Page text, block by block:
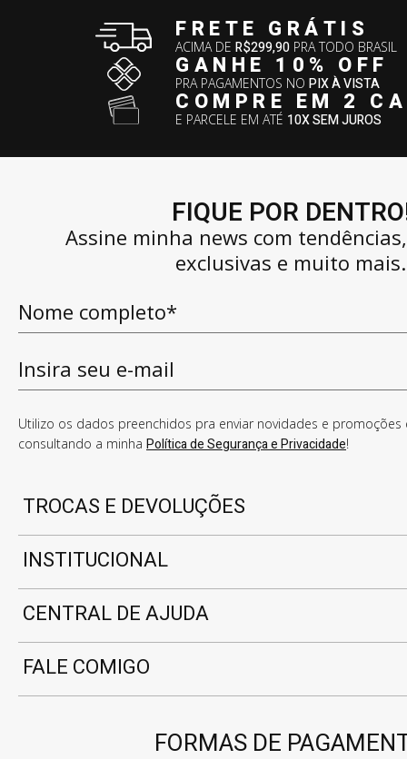
FRETE GRÁTIS
ACIMA DER$299,90 PRA TODO BRASIL
GANHE 10% OFF
PRA PAGAMENTOS NOPIX À VISTA
COMPRE EM 2
E PARCELE EM ATÉ 10X SEM JUROS
FIQUE POR
Assine minha news com
exclusivas e muito mais.
Utilizo os dados preenchidos pra enviar novidades e promoções
consultando a minha Política de Segurança e Privacidade!
TROCAS E DEVOLUÇÕES
INSTITUCIONAL
CENTRAL DE AJUDA
FALE COMIGO
FORMAS DE